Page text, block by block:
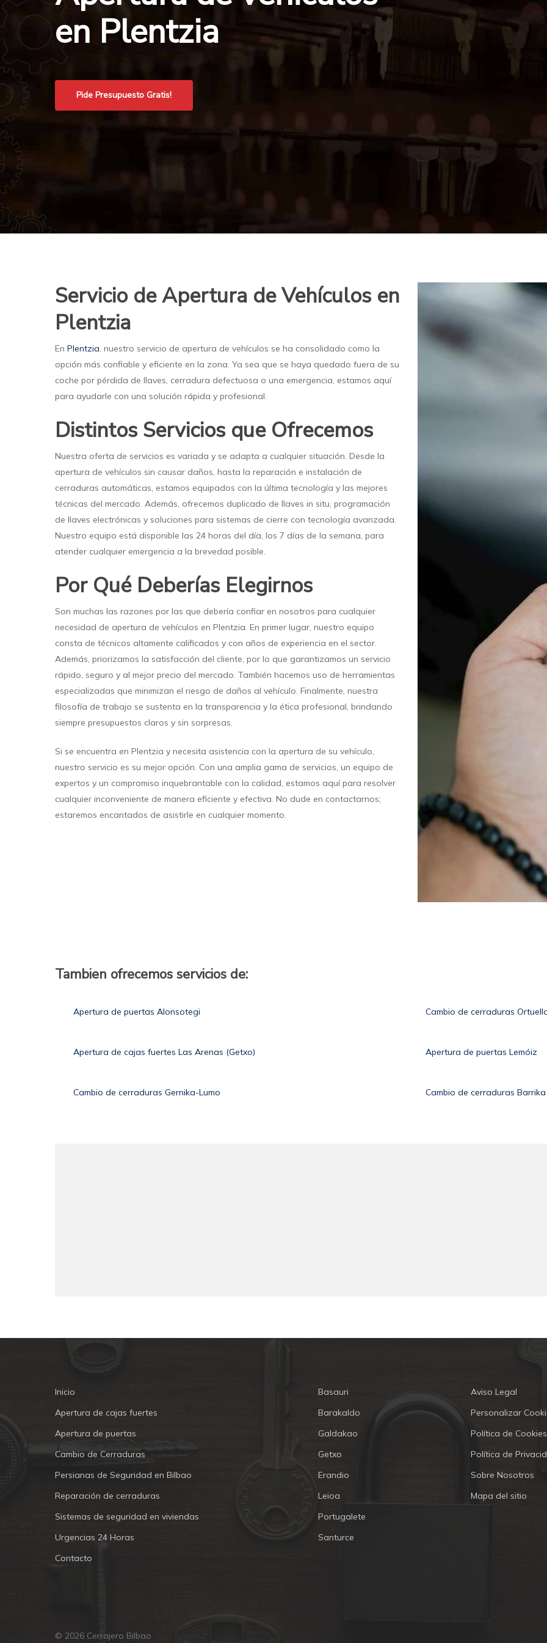
en Plentzia
Pide Presupuesto Gratis!
Servicio de Apertura de Vehículos en
Plentzia
EnPlentzia, nuestro servicio de apertura de vehículos se ha consolidado como la
opción más confiable y eficiente en la zona. Ya sea que se haya quedado fuera de su
coche por pérdida de llaves, cerradura defectuosa o una emergencia, estamos aquí
para ayudarle con una solución rápida y profesional.
Distintos Servicios que Ofrecemos
Nuestra oferta de servicios es variada y se adapta a cualquier situación. Desde la
apertura de vehículos sin causar daños, hasta la reparación e instalación de
cerraduras automáticas, estamos equipados con la última tecnología y las mejores
técnicas del mercado. Además, ofrecemos duplicado de llaves in situ, programación
de llaves electrónicas y soluciones para sistemas de cierre con tecnología avanzada.
Nuestro equipo está disponible las 24 horas del día, los 7 días de la semana, para
atender cualquier emergencia a la brevedad posible.
Por Qué Deberías Elegirnos
Son muchas las razones por las que debería confiar en nosotros para cualquier
necesidad de apertura de vehículos en Plentzia. En primer lugar, nuestro equipo
consta de técnicos altamente calificados y con años de experiencia en el sector.
Además, priorizamos la satisfacción del cliente, por lo que garantizamos un servicio
rápido, seguro y al mejor precio del mercado. También hacemos uso de herramientas
especializadas que minimizan el riesgo de daños al vehículo. Finalmente, nuestra
filosofía de trabajo se sustenta en la transparencia y la ética profesional, brindando
siempre presupuestos claros y sin sorpresas.
Si se encuentra en Plentzia y necesita asistencia con la apertura de su vehículo,
nuestro servicio es su mejor opción. Con una amplia gama de servicios, un equipo de
expertos y un compromiso inquebrantable con la calidad, estamos aquí para resolver
cualquier inconveniente de manera eficiente y efectiva. No dude en contactarnos;
estaremos encantados de asistirle en cualquier momento.
Tambien ofrecemos servicios de:
Apertura de puertas Alonsotegi Cambio de cerraduras
Apertura de cajas fuertes Las Arenas (Getxo) Apertura de puertas Lemóiz
Cambio de cerraduras Gernika-Lumo Cambio de cerraduras Barrika
Inicio
Apertura de cajas fuertes
Apertura de puertas
Cambio de Cerraduras
Persianas de Seguridad en Bilbao
Reparación de cerraduras
Sistemas de seguridad en viviendas
Urgencias 24 Horas
Contacto
Basauri
Barakaldo
Galdakao
Getxo
Erandio
Leioa
Portugalete
Santurce
Aviso Legal
Personalizar
Política de Cookies
Política de
Sobre Nosotros
Mapa del sitio
© 2026 Cerrajero Bilbao